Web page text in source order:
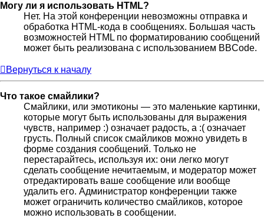
Могу ли я использовать HTML?
Нет. На этой конференции невозможны отправка и
обработка HTML-кода в сообщениях. Большая часть
возможностей HTML по форматированию сообщений
может быть реализована с использованием BBCode.
Вернуться к началу
Что такое смайлики?
Смайлики, или эмотиконы — это маленькие картинки,
которые могут быть использованы для выражения
чувств, например :) означает радость, а :( означает
грусть. Полный список смайликов можно увидеть в
форме создания сообщений. Только не
перестарайтесь, используя их: они легко могут
сделать сообщение нечитаемым, и модератор может
отредактировать ваше сообщение или вообще
удалить его. Администратор конференции также
может ограничить количество смайликов, которое
можно использовать в сообщении.